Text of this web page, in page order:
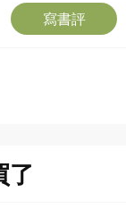
寫書評
了